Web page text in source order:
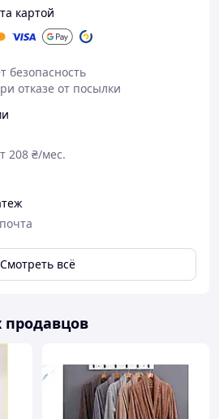
картой
безопасность
отказе от посылки
208 ₴/мес.
Смотреть всё
продавцов